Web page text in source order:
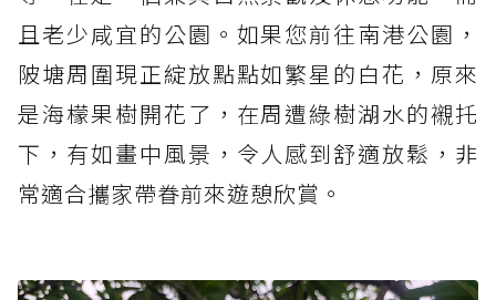
且老少咸宜的公園。如果您前往南港公園，
陂塘周圍現正綻放點點如繁星的白花，原來
是海檬果樹開花了，在周遭綠樹湖水的襯托
下，有如畫中風景，令人感到舒適放鬆，非
常適合攜家帶眷前來遊憩欣賞。